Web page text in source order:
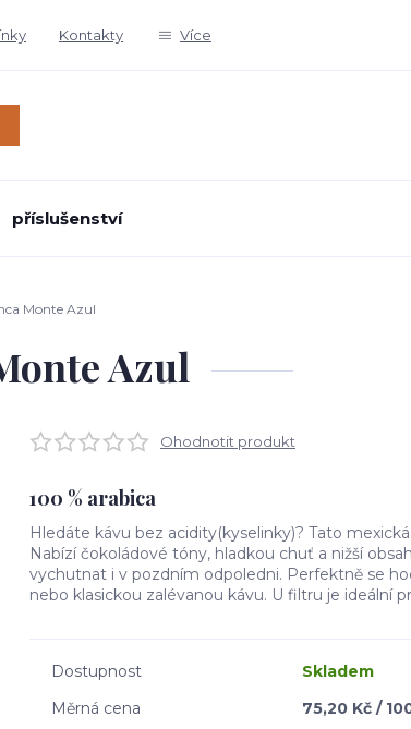
Kontakty Více
příslušenství
Monte Azul
Azul
Ohodnotit produkt
100 % arabica
Hledáte kávu bez acidity(kyselinky)? Tato
Nabízí čokoládové tóny, hladkou chuť a nižší
vychutnat i v pozdním odpoledni. Perfektně se
nebo klasickou zalévanou kávu. U filtru je ideální
Dostupnost
Skladem
Měrná cena
75,20 Kč /